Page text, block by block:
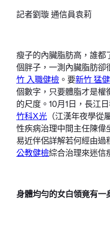
記者劉璇 通信員袁莉
瘦子的內臟脂肪高，誰都
個胖子，一測內臟脂肪卻
竹 入職健檢 。要新竹 猛
個數字，只要體脂才是權
的尺度。10月1日，長江
竹科X光 （江漢年夜學從
性疾病治理中間主任陳偉
易近伴侶詳解若何經由過
公教健檢綜合治理來迷信
身體均勻的女白領竟有一